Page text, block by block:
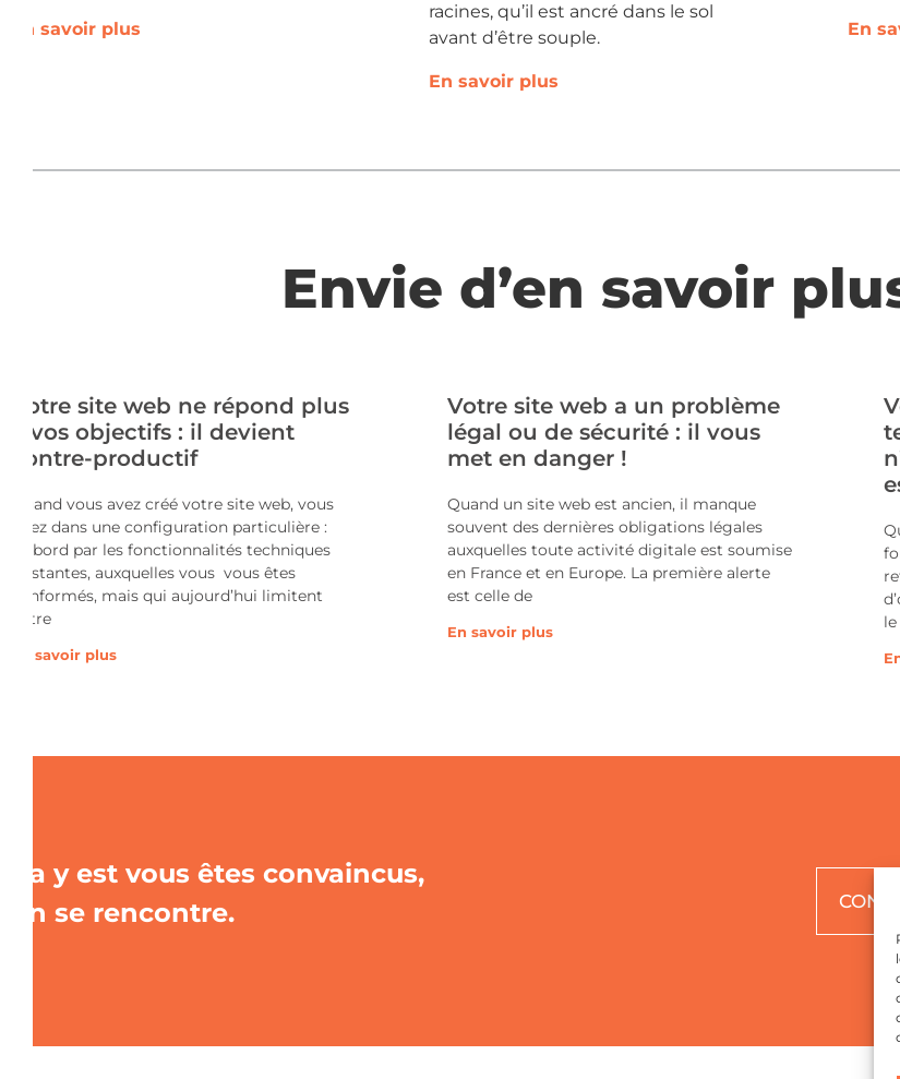
En savoir plus
racines, qu’il est ancré dans le sol
avant d’être souple.
En savoir plus
En
Envie d’en savoir
Votre site web ne répond plus
à vos objectifs : il devient
contre-productif
Quand vous avez créé votre site web, vous
étiez dans une configuration particulière :
d’abord par les fonctionnalités techniques
existantes, auxquelles vous vous êtes
conformés, mais qui aujourd’hui limitent
votre
En savoir plus
Votre site web a un problème
légal ou de sécurité : il vous
met en danger !
Quand un site web est ancien, il manque
souvent des dernières obligations légales
auxquelles toute activité digitale est soumise
en France et en Europe. La première alerte
est celle de
En savoir plus
Ça y est vous êtes convaincus,
on se rencontre.